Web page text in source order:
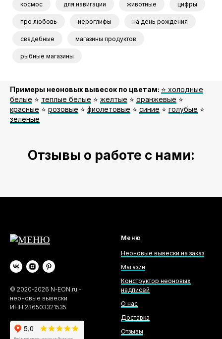
космос для навигации животные цифры
про любовь иероглифы на день рождения
свадебные магазины продуктов
рыбные магазины
Примеры неоновых вывесок по цветам: ⭐️ холодные
белые ⭐️ теплые белые ⭐️ желтые ⭐️ оранжевые ⭐️
красные ⭐️ розовые ⭐️ фиолетовые ⭐️ синие ⭐️ голубые ⭐️
зеленые
Отзывы о работе с нами:
© 2020-2026 N-EON.ru -
неоновые вывески
ИНН 236503321535
Меню
Неоновые вывески на заказ
Магазин
Конструктор неоновых
надписей
О нас
Доставка
Отзывы